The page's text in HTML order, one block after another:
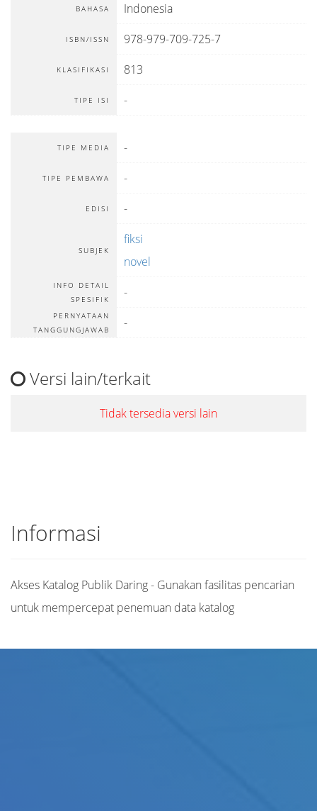
BAHASA Indonesia
ISBN/ISSN 978-979-709-725-7
KLASIFIKASI 813
TIPE ISI -
TIPE MEDIA -
TIPE PEMBAWA -
EDISI -
SUBJEK
fiksi
novel
INFO DETAIL
SPESIFIK
-
PERNYATAAN
TANGGUNGJAWAB
-
Versi lain/terkait
Tidak tersedia versi lain
Informasi
Akses Katalog Publik Daring - Gunakan fasilitas pencarian
untuk mempercepat penemuan data katalog